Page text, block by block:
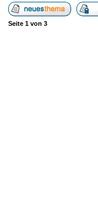
Seite 1 von 3